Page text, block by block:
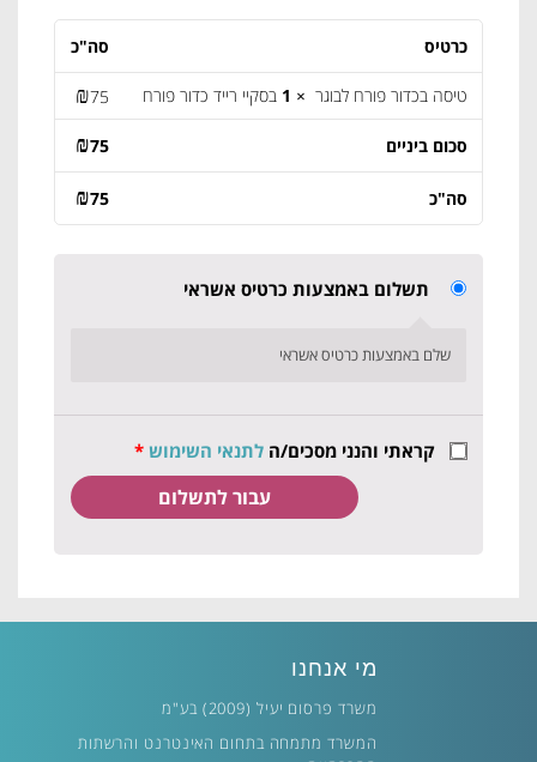
כרטיס סה"כ
טיסה בכדור פורח לבוגר × 1 בסקיי רייד כדור פורח ₪75
סכום ביניים ₪75
סה"כ ₪75
תשלום באמצעות כרטיס אשראי
שלם באמצעות כרטיס אשראי
קראתי והנני מסכים/ה לתנאי השימוש *
מי אנחנו
משרד פרסום יעיל (2009) בע"מ
המשרד מתמחה בתחום האינטרנט והרשתות